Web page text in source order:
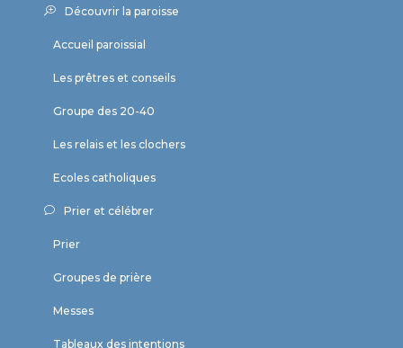
Découvrir la paroisse
Accueil paroissial
Les prêtres et conseils
Groupe des 20-40
Les relais et les clochers
Ecoles catholiques
Prier et célébrer
Prier
Groupes de prière
Messes
Tableaux des intentions